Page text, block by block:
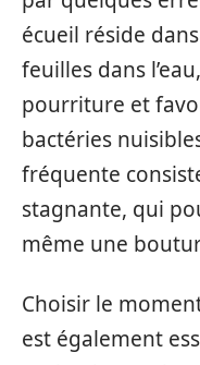
écueil réside
feuilles dans
pourriture et
bactéries
fréquente
stagnante, qui
même une
Choisir le
est également